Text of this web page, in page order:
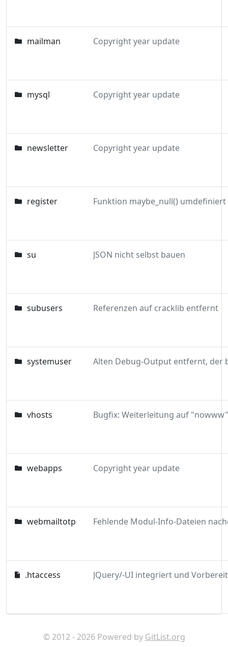
mailman Copyright year update
mysql Copyright year update
newsletter Copyright year update
register Funktion maybe_null() umdefiniert
su JSON nicht selbst bauen
subusers Referenzen auf cracklib entfernt
systemuser
vhosts
webapps Copyright year update
webmailtotp
.htaccess
© 2012 - 2026 Powered by GitList.org